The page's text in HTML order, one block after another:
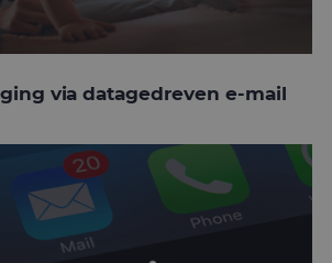
via datagedreven e-mail